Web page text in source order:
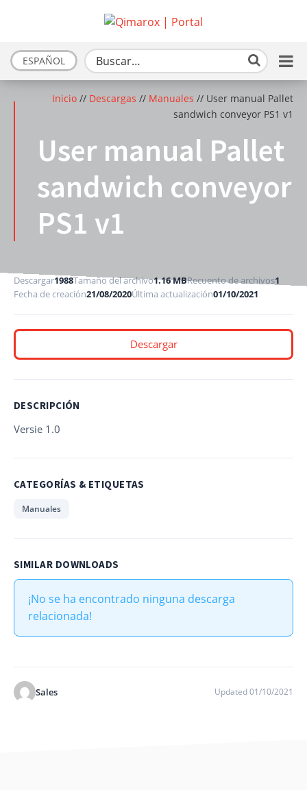
ESPAÑOL
Inicio // Descargas // Manuales // User manual Pallet
sandwich conveyor PS1 v1
User manual Pallet
sandwich conveyor
PS1 v1
Descargar1988Tamaño del archivo1.16 MBRecuento de archivos1
Fecha de creación21/08/2020Última actualización01/10/2021
Descargar
DESCRIPCIÓN
Versie 1.0
CATEGORÍAS & ETIQUETAS
Manuales
SIMILAR DOWNLOADS
¡No se ha encontrado ninguna descarga
relacionada!
Sales Updated 01/10/2021